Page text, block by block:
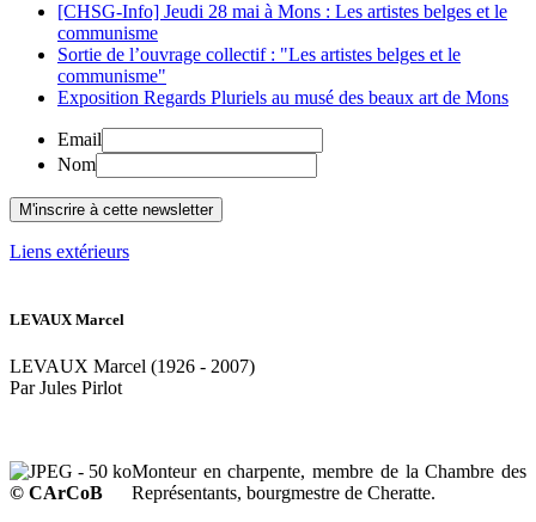
[CHSG-Info] Jeudi 28 mai à Mons : Les artistes belges et le
communisme
Sortie de l’ouvrage collectif : "Les artistes belges et le
communisme"
Exposition Regards Pluriels au musé des beaux art de Mons
Email
Nom
Liens extérieurs
LEVAUX Marcel
LEVAUX Marcel (1926 - 2007)
Par Jules Pirlot
© CArCoB
Monteur en charpente, membre de la Chambre des
Représentants, bourgmestre de Cheratte.